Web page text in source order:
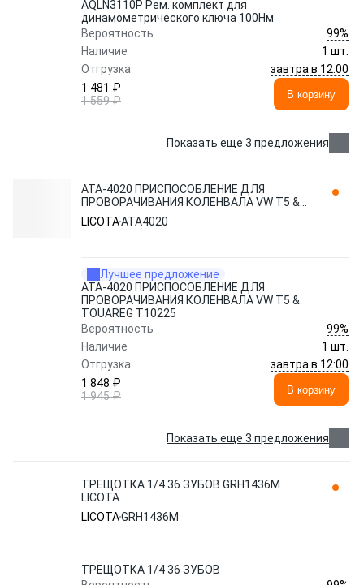
AQLN3110P Рем. комплект для
динамометрического ключа 100Нм
Вероятность
99%
Наличие
1 шт.
Отгрузка
завтра в 12:00
1 481 ₽
1 559 ₽
В корзину
Показать еще 3 предложения
ATA-4020 ПРИСПОСОБЛЕНИЕ ДЛЯ
ПРОВОРАЧИВАНИЯ КОЛЕНВАЛА VW T5 &
TOUAREG T10225 LICOTA
LICOTAATA4020
Лучшее предложение
ATA-4020 ПРИСПОСОБЛЕНИЕ ДЛЯ
ПРОВОРАЧИВАНИЯ КОЛЕНВАЛА VW T5 &
TOUAREG T10225
Вероятность
99%
Наличие
1 шт.
Отгрузка
завтра в 12:00
1 848 ₽
1 945 ₽
В корзину
Показать еще 3 предложения
ТРЕЩОТКА 1/4 36 ЗУБОВ GRH1436M
LICOTA
LICOTAGRH1436M
ТРЕЩОТКА 1/4 36 ЗУБОВ